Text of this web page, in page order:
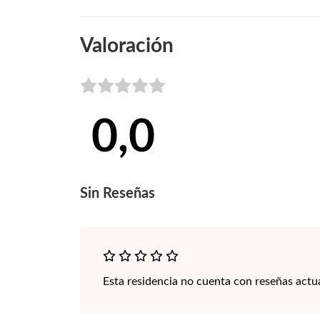
Valoración
0,0
Sin Reseñas
Esta residencia no cuenta con reseñas